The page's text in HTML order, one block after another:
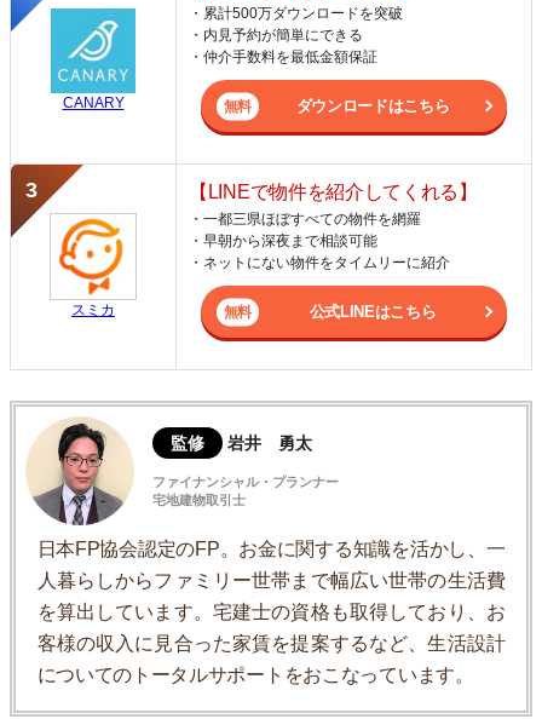
CANARY
・累計500万ダウンロードを突破
・内見予約が簡単にできる
・仲介手数料を最低金額保証
ダウンロードはこちら
スミカ
【LINEで物件を紹介してくれる】
・一都三県ほぼすべての物件を網羅
・早朝から深夜まで相談可能
・ネットにない物件をタイムリーに紹介
公式LINEはこちら
監修 岩井 勇太
ファイナンシャル・プランナー
宅地建物取引士
日本FP協会認定のFP。お金に関する知識を活かし、一
人暮らしからファミリー世帯まで幅広い世帯の生活費
を算出しています。宅建士の資格も取得しており、お
客様の収入に見合った家賃を提案するなど、生活設計
についてのトータルサポートをおこなっています。